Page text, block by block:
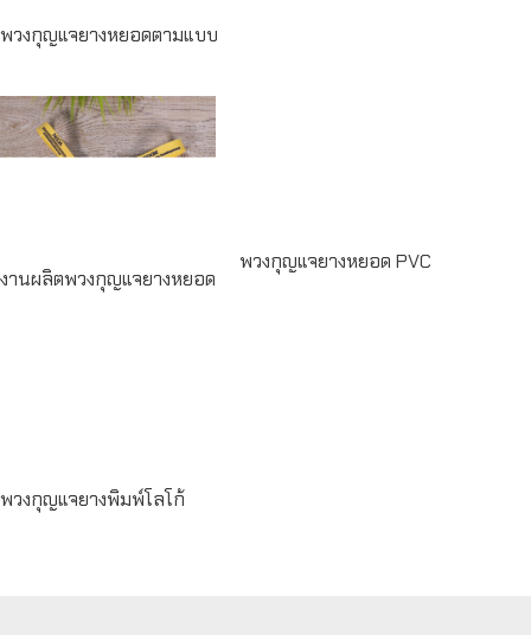
พวงกุญแจยางหยอดตามแบบ
งานผลิตพวงกุญแจยางหยอด
พวงกุญแจยางหยอด PVC
พวงกุญแจยางพิมพ์โลโก้